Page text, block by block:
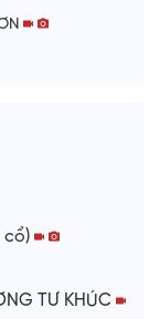
cổ)
TƯ KHÚC